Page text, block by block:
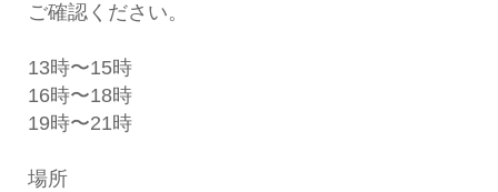
ご確認ください。
13時〜15時
16時〜18時
19時〜21時
場所